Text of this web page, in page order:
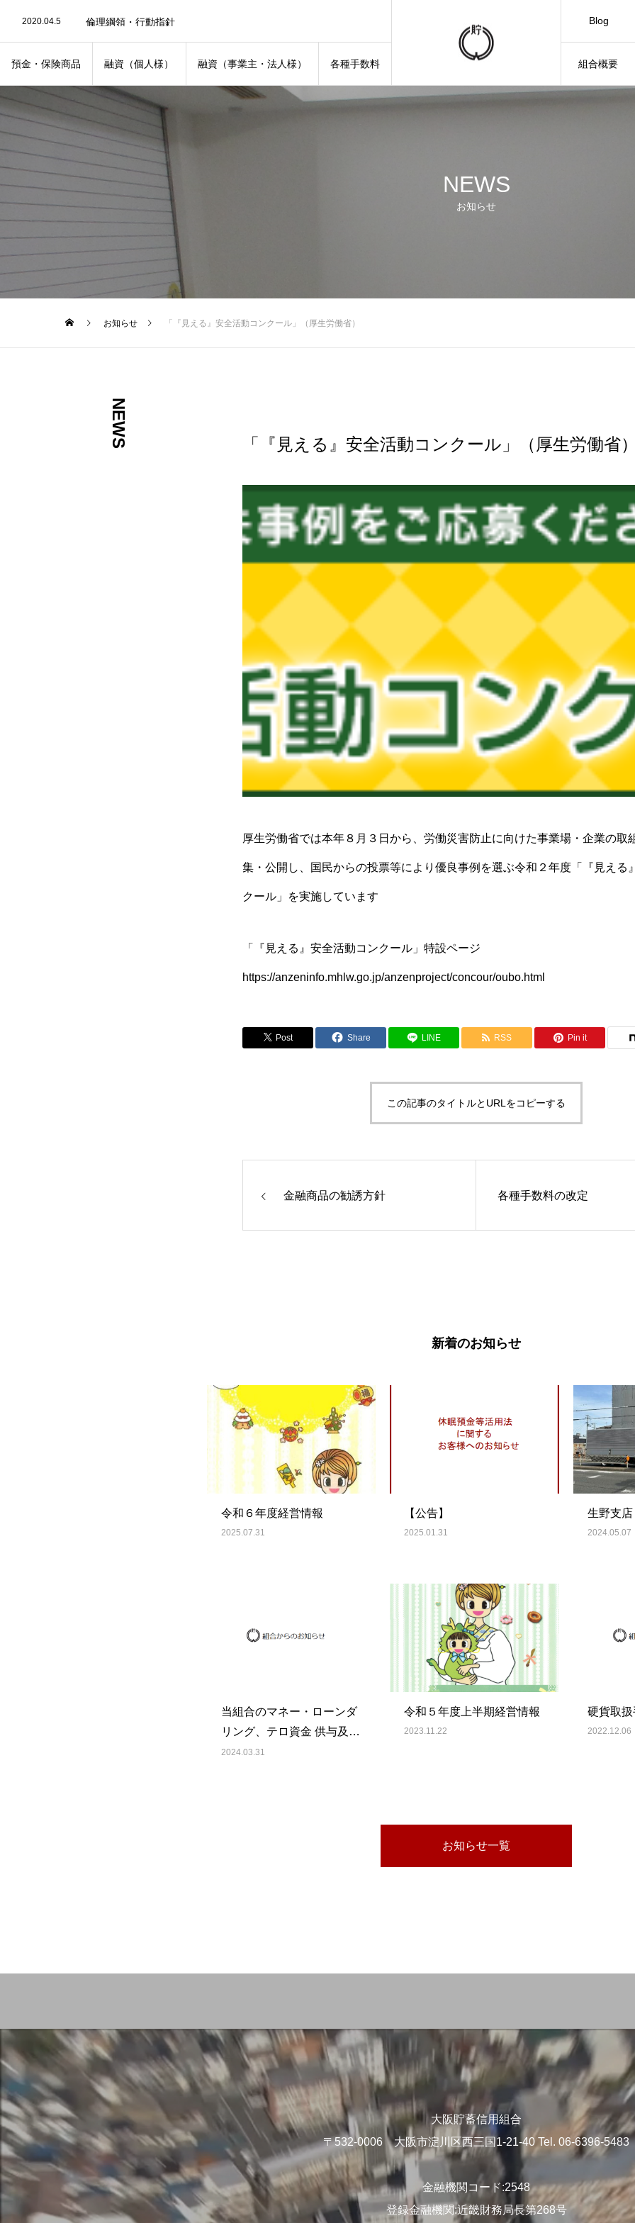
預金・保険商品 融資（個人様） 融資（事業主・法人様） 各種手数料 組合概要
2020.04.5 倫理綱領・行動指針
2020.04.4 個人情報保護宣言
2020.08.4 キャッシュカードを紛失された時
2024.05.7 生野支店 移転のお知らせ
2024.03.31 当組合のマネー・ローンダリング、テロ資金 供与及び拡散金融対策に係る対応方針について
Blog
NEWS
お知らせ
お知らせ 「『見える』安全活動コンクール」（厚生労働省）
NEWS 「『見える』安全活動コンクール」（厚生労働省
厚生労働省では本年８月３日から、労働災害防止に向けた事業場・企業の取
集・公開し、国民からの投票等により優良事例を選ぶ令和２年度「『見える
クール」を実施しています
「『見える』安全活動コンクール」特設ページ
https://anzeninfo.mhlw.go.jp/anzenproject/concour/oubo.html
Post Share LINE RSS Pin it
この記事のタイトルとURLをコピーする
金融商品の勧誘方針 各種手数料の改定
新着のお知らせ
令和６年度経営情報
2025.07.31
【公告】
2025.01.31
生野支
2024.05.07
当組合のマネー・ローンダ
リング、テロ資金 供与及び
拡散金融対策に係る対応方
2024.03.31
令和５年度上半期経営情報
2023.11.22
硬貨取
2022.12.06
お知らせ一覧
大阪貯蓄信用組合
〒532-0006 大阪市淀川区西三国1-21-40 Tel. 06-6396-5483
金融機関コード:2548
登録金融機関:近畿財務局長第268号